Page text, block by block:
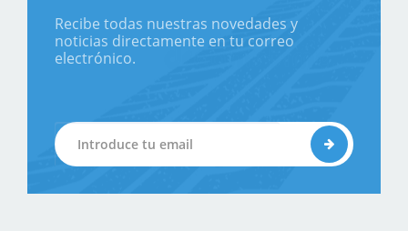
Recibe todas nuestras novedades y
noticias directamente en tu correo
electrónico.